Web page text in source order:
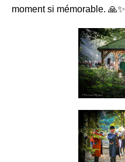
moment si mémorable. 🙏✨